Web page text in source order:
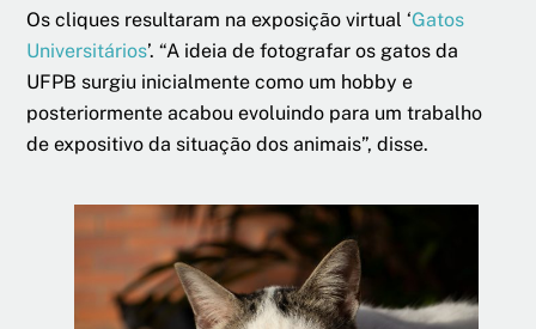
Os cliques resultaram na exposição virtual ‘Gatos
Universitários’. “A ideia de fotografar os gatos da
UFPB surgiu inicialmente como um hobby e
posteriormente acabou evoluindo para um trabalho
de expositivo da situação dos animais”, disse.